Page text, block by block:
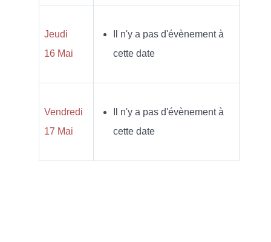
Jeudi
16 Mai
Il n'y a pas d'évènement à
cette date
Vendredi
17 Mai
Il n'y a pas d'évènement à
cette date